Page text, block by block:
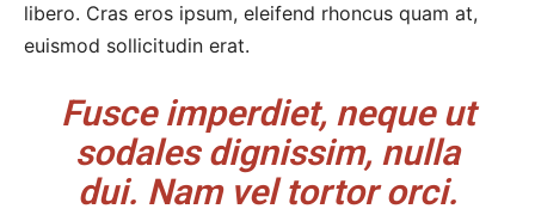
libero. Cras eros ipsum, eleifend rhoncus quam at,
euismod sollicitudin erat.
Fusce imperdiet, neque ut
sodales dignissim, nulla
dui. Nam vel tortor orci.